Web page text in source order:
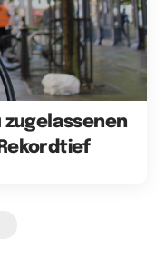
zugelassenen